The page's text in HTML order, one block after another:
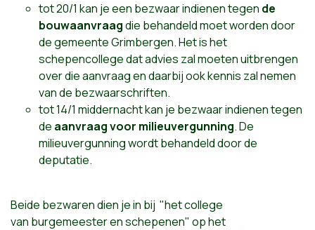
tot 20/1 kan je een bezwaar indienen tegen de
bouwaanvraagdie behandeld moet worden door
de gemeente Grimbergen. Het is het
schepencollege dat advies zal moeten uitbrengen
over die aanvraag en daarbij ook kennis zal nemen
van de bezwaarschriften.
tot 14/1 middernacht kan je bezwaar indienen tegen
de aanvraag voor milieuvergunning. De
milieuvergunning wordt behandeld door de
deputatie.
Beide bezwaren dien je in bij "het college
van burgemeester en schepenen" op het